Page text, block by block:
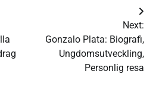
Next:
Gonzalo Plata: Biografi,
Ungdomsutveckling,
Personlig resa